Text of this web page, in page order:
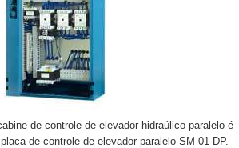
de controle de elevador hidraúlico paralelo é
de controle de elevador paralelo SM-01-DP.